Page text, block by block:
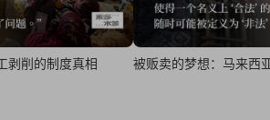
剥削的制度真相 被贩卖的梦想：马来西